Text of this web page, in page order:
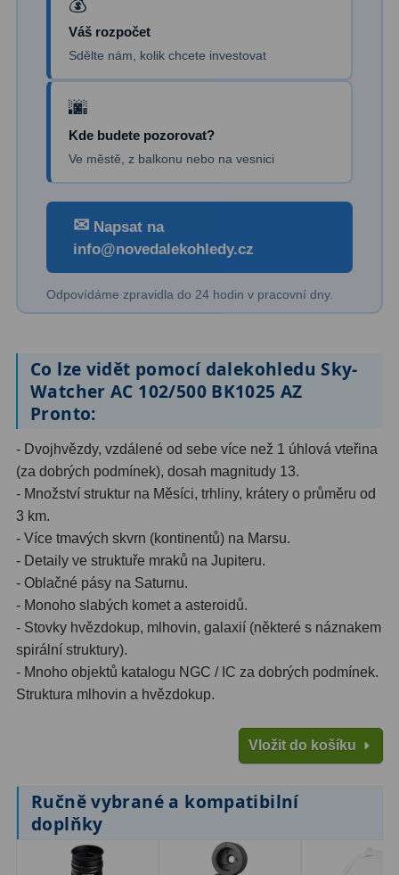
Váš rozpočet
Sdělte nám, kolik chcete investovat
Kde budete pozorovat?
Ve městě, z balkonu nebo na vesnici
✉ Napsat na
info@novedalekohledy.cz
Odpovídáme zpravidla do 24 hodin v pracovní dny.
Co lze vidět pomocí dalekohledu Sky-
Watcher AC 102/500 BK1025 AZ
Pronto:
- Dvojhvězdy, vzdálené od sebe více než 1 úhlová vteřina
(za dobrých podmínek), dosah magnitudy 13.
- Množství struktur na Měsíci, trhliny, krátery o průměru od
3 km.
- Více tmavých skvrn (kontinentů) na Marsu.
- Detaily ve struktuře mraků na Jupiteru.
- Oblačné pásy na Saturnu.
- Monoho slabých komet a asteroidů.
- Stovky hvězdokup, mlhovin, galaxií (některé s náznakem
spirální struktury).
- Mnoho objektů katalogu NGC / IC za dobrých podmínek.
Struktura mlhovin a hvězdokup.
Vložit do košíku
Ručně vybrané a kompatibilní
doplňky